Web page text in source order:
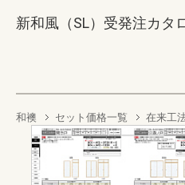
新和風（SL）受発注カタ
和襖 セット価格一覧 在来工